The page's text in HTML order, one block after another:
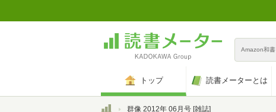
Amazon和書
トップ 読書メーターとは
トップ群像 2012年 06月号 [雑誌]